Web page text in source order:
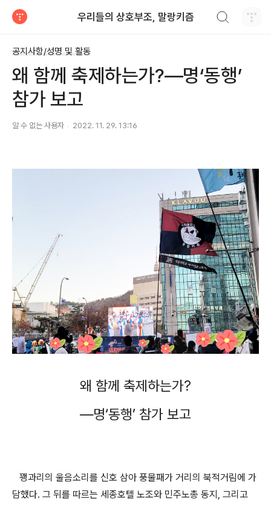
우리들의 상호부조, 말랑키즘
공지사항/성명 및 활동
왜 함께 축제하는가?―명‘동행’
참가 보고
알 수 없는 사용자 2022. 11. 29. 13:16
왜 함께 축제하는가?
―명‘동행’ 참가 보고
꽹과리의 울음소리를 신호 삼아 풍물패가 거리의 북적거림에 가
담했다. 그 뒤를 따르는 세종호텔 노조와 민주노총 동지 , 그리고